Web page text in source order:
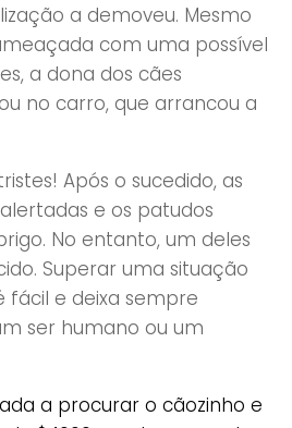
a demoveu. Mesmo
com uma possível
a dona dos cães
no carro, que arrancou a
Após o sucedido, as
e os patudos
No entanto, um deles
Superar uma situação
fácil e deixa sempre
ser humano ou um
a procurar o cãozinho e